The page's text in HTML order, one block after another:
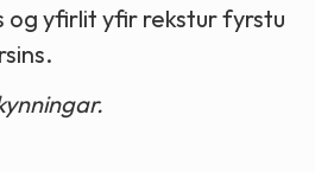
og yfirlit yfir rekstur fyrstu